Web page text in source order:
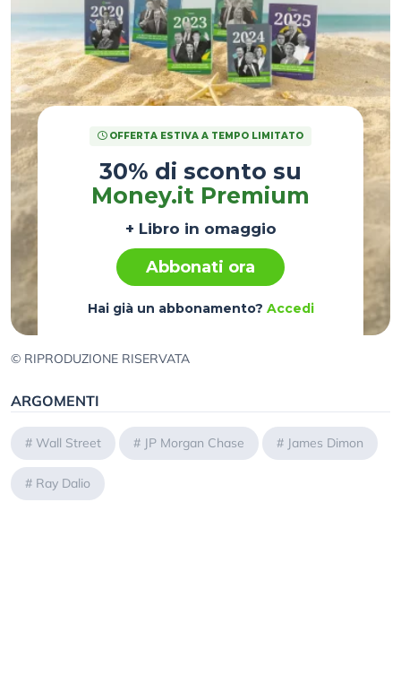
OFFERTA ESTIVA A TEMPO LIMITATO
30% di sconto su
Money.it Premium
+ Libro in omaggio
Abbonati ora
Hai già un abbonamento? Accedi
© RIPRODUZIONE RISERVATA
ARGOMENTI
# Wall Street # JP Morgan Chase # James Dimon
# Ray Dalio